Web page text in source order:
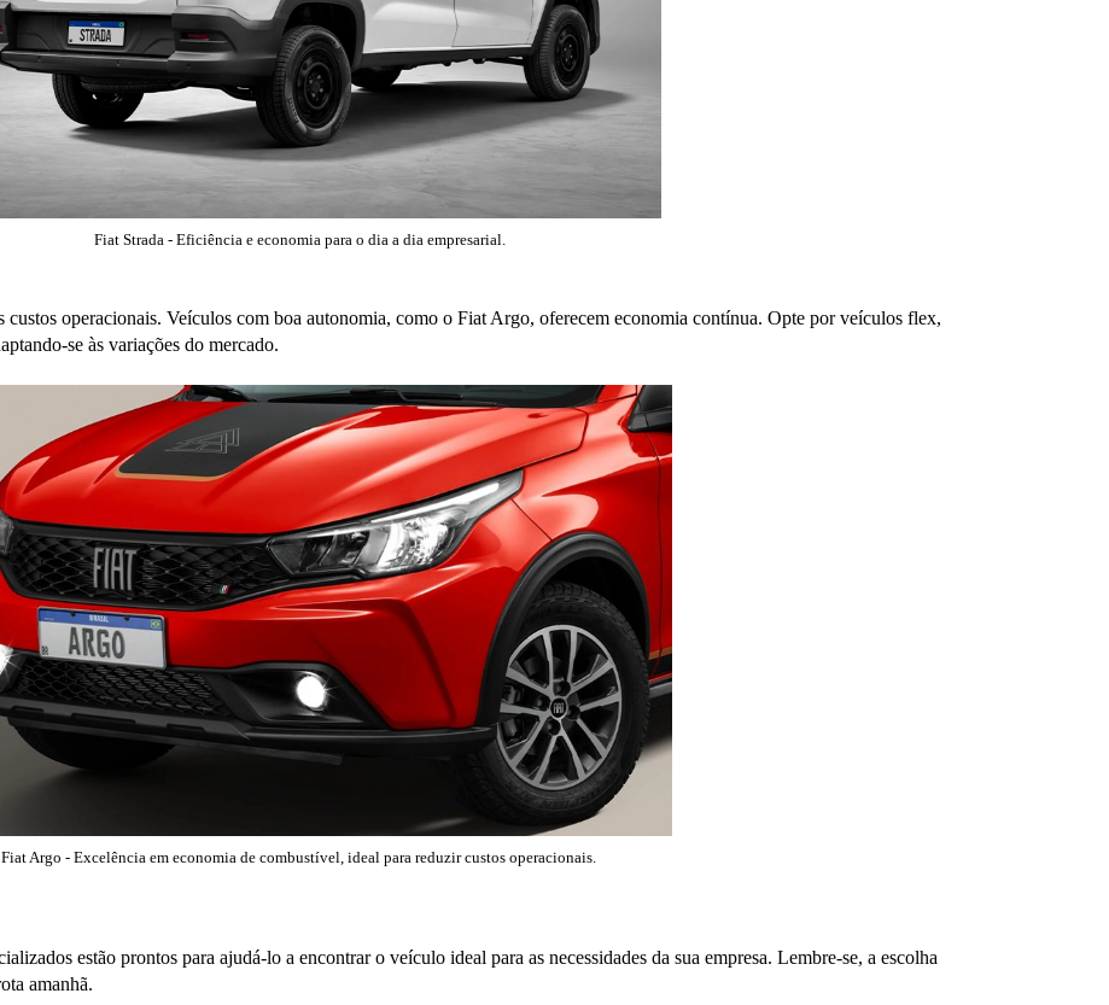
Fiat Strada - Eficiência e economia para o dia a dia empresarial.
operacionais. Veículos com boa autonomia, como o Fiat Argo, oferecem economia contínua. Opte por veículos flex,
se às variações do mercado.
Fiat Argo - Excelência em economia de combustível, ideal para reduzir custos operacionais.
estão prontos para ajudá-lo a encontrar o veículo ideal para as necessidades da sua empresa. Lembre-se, a escolha
amanhã.